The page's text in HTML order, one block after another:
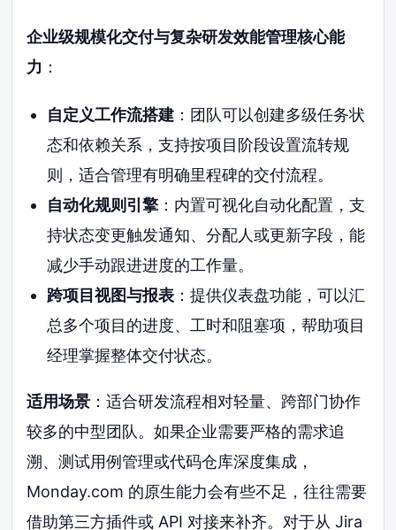
企业级规模化交付与复杂研发效能管理核心能
力 ：
自定义工作流搭建：团队可以创建多级任务状
态和依赖关系，支持按项目阶段设置流转规
则，适合管理有明确里程碑的交付流程。
自动化规则引擎：内置可视化自动化配置，支
持状态变更触发通知、分配人或更新字段，能
减少手动跟进进度的工作量。
跨项目视图与报表：提供仪表盘功能，可以汇
总多个项目的进度、工时和阻塞项，帮助项目
经理掌握整体交付状态。
适用场景 ：适合研发流程相对轻量、跨部门协作
较多的中型团队。如果企业需要严格的需求追
溯、测试用例管理或代码仓库深度集成，
Monday.com 的原生能力会有些不足，往往需要
借助第三方插件或 API 对接来补齐。对于从 Jira